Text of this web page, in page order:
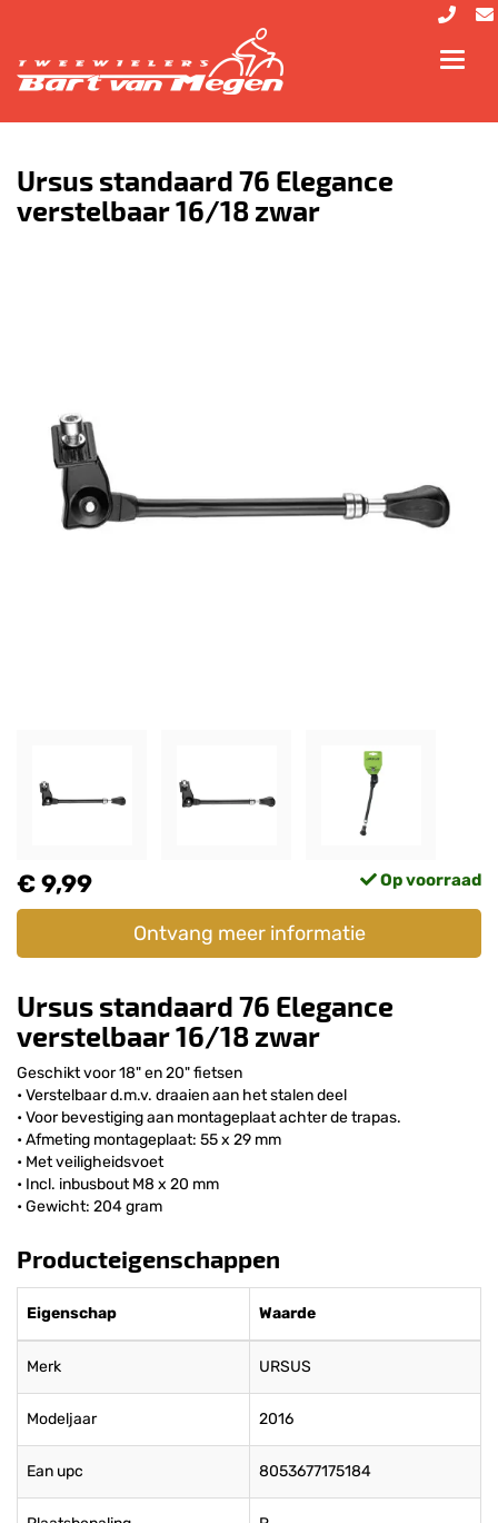
Ursus standaard 76 Elegance
verstelbaar 16/18 zwar
€ 9,99 Op voorraad
Ontvang meer informatie
Ursus standaard 76 Elegance
verstelbaar 16/18 zwar
Geschikt voor 18" en 20" fietsen
• Verstelbaar d.m.v. draaien aan het stalen deel
• Voor bevestiging aan montageplaat achter de trapas.
• Afmeting montageplaat: 55 x 29 mm
• Met veiligheidsvoet
• Incl. inbusbout M8 x 20 mm
• Gewicht: 204 gram
Producteigenschappen
Eigenschap Waarde
Merk URSUS
Modeljaar 2016
Ean upc 8053677175184